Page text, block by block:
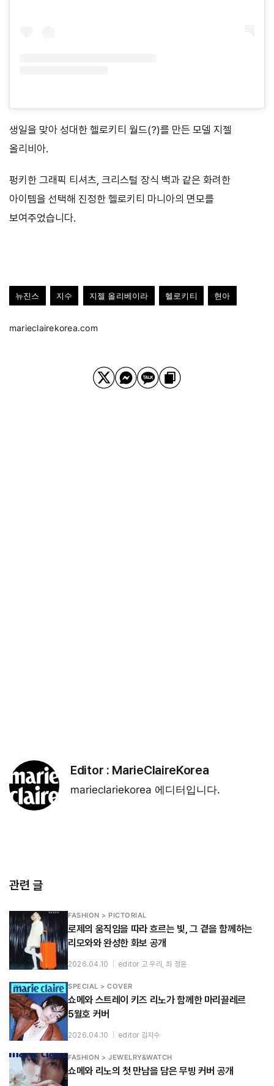
생일을 맞아 성대한 헬로키티 월드(?)를 만든 모델 지젤
올리비아.
펑키한 그래픽 티셔츠, 크리스털 장식 백과 같은 화려한
아이템을 선택해 진정한 헬로키티 마니아의 면모를
보여주었습니다.
뉴진스 지수 지젤 올리베이라 헬로키티 현아
marieclairekorea.com
Editor : MarieClaireKorea
marieclariekorea 에디터입니다.
관련 글
FASHION > PICTORIAL
로제의 움직임을 따라 흐르는 빛, 그 곁을 함께하는
리모와와 완성한 화보 공개
2026.04.10 editor 고 우리, 최 정윤
SPECIAL > COVER
쇼메와 스트레이 키즈 리노가 함께한 마리끌레르
5월호 커버
2026.04.10 editor 김지수
FASHION > JEWELRY&WATCH
쇼메와 리노의 첫 만남을 담은 무빙 커버 공개